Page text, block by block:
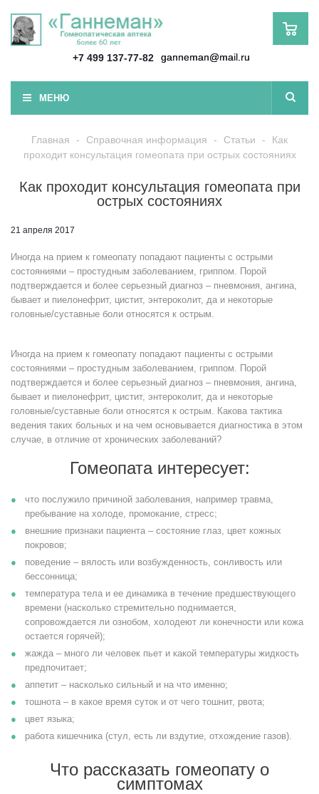
+7 499 137-77-82 ganneman@mail.ru
МЕНЮ
Главная - Справочная информация - Статьи -
Как
проходит консультация гомеопата при острых состояниях
Как проходит консультация гомеопата при
острых состояниях
21 апреля 2017
Иногда на прием к гомеопату попадают пациенты с острыми
состояниями – простудным заболеванием, гриппом. Порой
подтверждается и более серьезный диагноз – пневмония, ангина,
бывает и пиелонефрит, цистит, энтероколит, да и некоторые
головные/суставные боли относятся к острым.
Иногда на прием к гомеопату попадают пациенты с острыми
состояниями – простудным заболеванием, гриппом. Порой
подтверждается и более серьезный диагноз – пневмония, ангина,
бывает и пиелонефрит, цистит, энтероколит, да и некоторые
головные/суставные боли относятся к острым. Какова тактика
ведения таких больных и на чем основывается диагностика в этом
случае, в отличие от хронических заболеваний?
Гомеопата интересует:
что послужило причиной заболевания, например травма,
пребывание на холоде, промокание, стресс;
внешние признаки пациента – состояние глаз, цвет кожных
покровов;
поведение – вялость или возбужденность, сонливость или
бессонница;
температура тела и ее динамика в течение предшествующего
времени (насколько стремительно поднимается,
сопровождается ли ознобом, холодеют ли конечности или кожа
остается горячей);
жажда – много ли человек пьет и какой температуры жидкость
предпочитает;
аппетит – насколько сильный и на что именно;
тошнота – в какое время суток и от чего тошнит, рвота;
цвет языка;
работа кишечника (стул, есть ли вздутие, отхождение газов).
Что рассказать гомеопату о
симптомах